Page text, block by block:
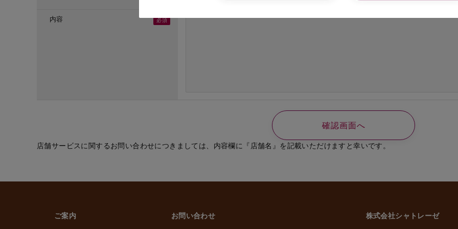
(６) お取引先の従業員、役員に関する個人情報
・(１)～(７)に記載した利用目的以外で個人情報を取得または利用する場合は、個別に利用目的を明示
3. 個人情報の第三者への委託・提供について
内容
店舗サービスに関するお問い合わせにつきましては、内容欄に『店舗名』を記載いただけますと幸いです。
ご案内 お問い合わせ 株式会社シャトレーゼ